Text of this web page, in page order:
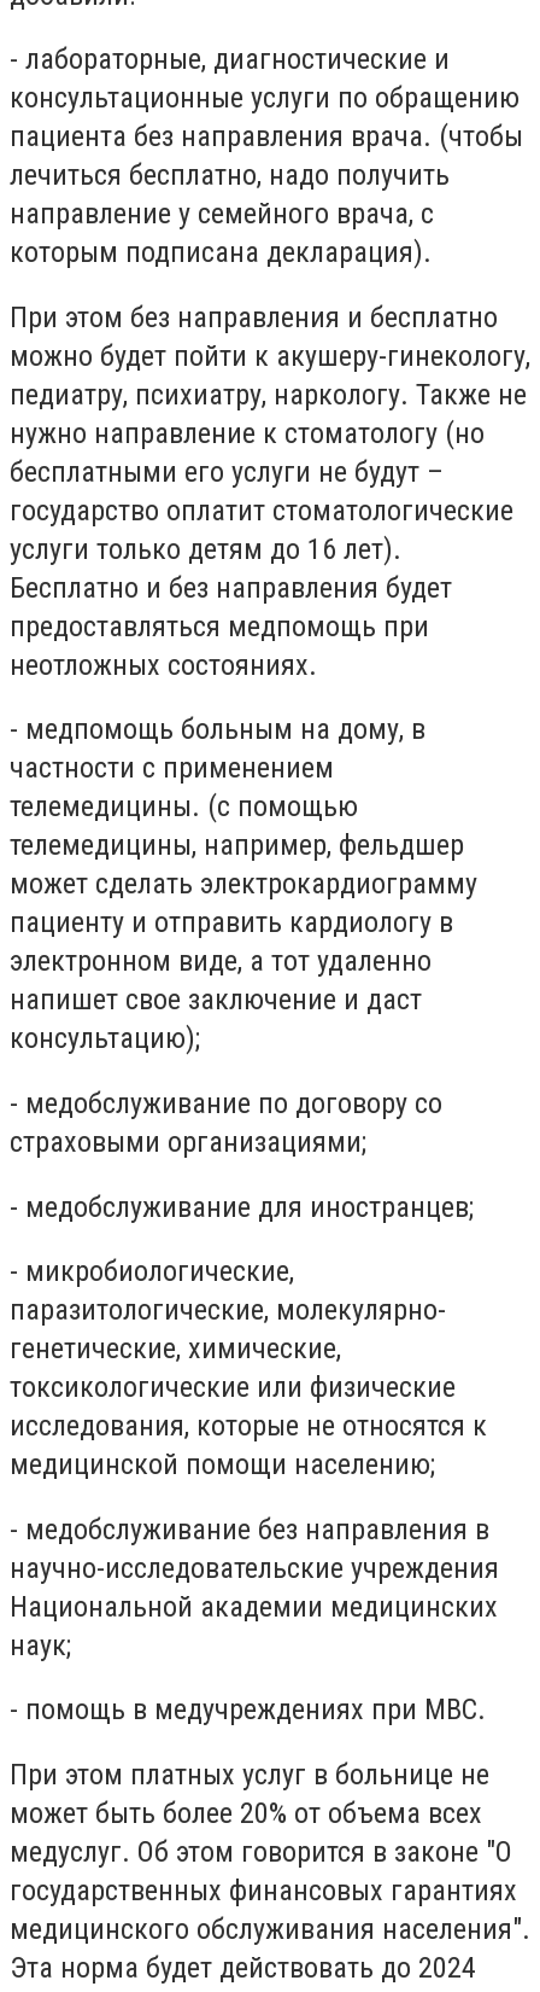
- лабораторные, диагностические и
консультационные услуги по обращению
пациента без направления врача. (чтобы
лечиться бесплатно, надо получить
направление у семейного врача, с
которым подписана декларация).
При этом без направления и бесплатно
можно будет пойти к акушеру-гинекологу,
педиатру, психиатру, наркологу. Также не
нужно направление к стоматологу (но
бесплатными его услуги не будут –
государство оплатит стоматологические
услуги только детям до 16 лет).
Бесплатно и без направления будет
предоставляться медпомощь при
неотложных состояниях.
- медпомощь больным на дому, в
частности с применением
телемедицины. (с помощью
телемедицины, например, фельдшер
может сделать электрокардиограмму
пациенту и отправить кардиологу в
электронном виде, а тот удаленно
напишет свое заключение и даст
консультацию);
- медобслуживание по договору со
страховыми организациями;
- медобслуживание для иностранцев;
- микробиологические,
паразитологические, молекулярно-
генетические, химические,
токсикологические или физические
исследования, которые не относятся к
медицинской помощи населению;
- медобслуживание без направления в
научно-исследовательские учреждения
Национальной академии медицинских
наук;
- помощь в медучреждениях при МВС.
При этом платных услуг в больнице не
может быть более 20% от объема всех
медуслуг. Об этом говорится в законе "О
государственных финансовых гарантиях
медицинского обслуживания населения".
Эта норма будет действовать до 2024